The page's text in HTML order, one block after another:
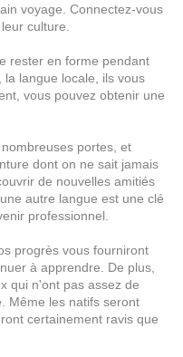
voyage. Connectez-vous
culture.
rester en forme pendant
langue locale, ils vous
vous pouvez obtenir une
portes, et
dont on ne sait jamais
de nouvelles amitiés
autre langue est une clé
professionnel.
progrès vous fourniront
à apprendre. De plus,
qui n'ont pas assez de
Même les natifs seront
certainement ravis que